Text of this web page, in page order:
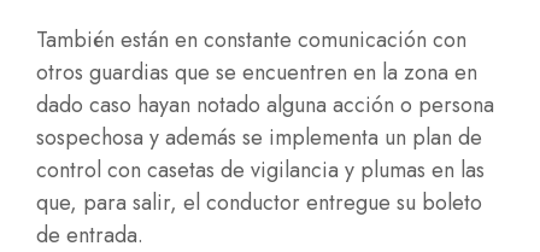
También están en constante comunicación con
otros guardias que se encuentren en la zona en
dado caso hayan notado alguna acción o persona
sospechosa y además se implementa un plan de
control con casetas de vigilancia y plumas en las
que, para salir, el conductor entregue su boleto
de entrada.